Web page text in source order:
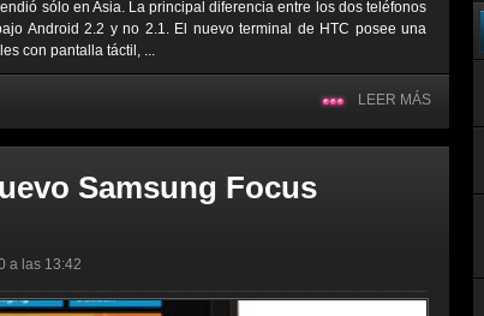
sólo en Asia. La principal diferencia entre los dos teléfonos
Android 2.2 y no 2.1. El nuevo terminal de HTC posee una
con pantalla táctil, ...
LEER MÁS
Samsung Focus
a las 13:42